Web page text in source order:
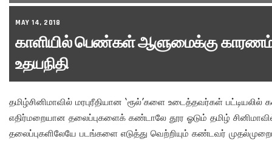
MAY 14, 2018
காளியில் பெண்கள் ஆளுமைக்கு
உதயநிதி
தமிழ்சினிமாவில் மரபுரீதியான ‘ரூல்’களை உடைத்தவர்கள்
எதிர்மறையான தலைப்புகளைக் கண்டாலே தூர ஓடும் தமிழ்
தலைப்புகளிலேயே படங்களை எடுத்து வெற்றியும் கண்டவர்